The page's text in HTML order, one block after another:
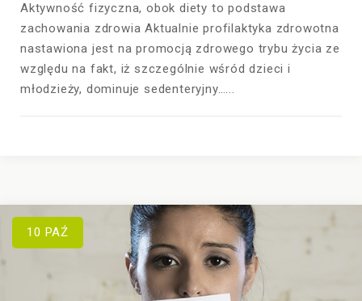
Aktywność fizyczna, obok diety to podstawa
zachowania zdrowia Aktualnie profilaktyka zdrowotna
nastawiona jest na promocją zdrowego trybu życia ze
względu na fakt, iż szczególnie wśród dzieci i
młodzieży, dominuje sedenteryjny…...
10 PAŹ